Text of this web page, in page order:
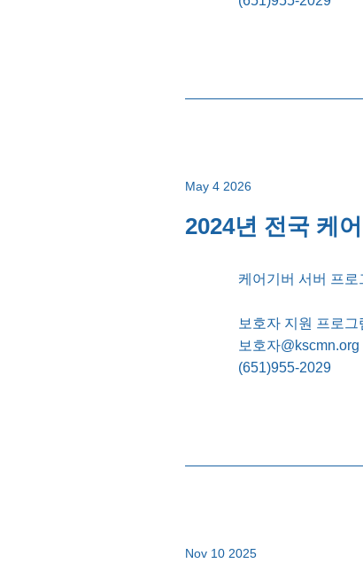
May 4 2026
2024년 전국 케
케어기버 서버 프로
보호자 지원 프로그
보호자@kscmn.org
(651)955-2029
Nov 10 2025